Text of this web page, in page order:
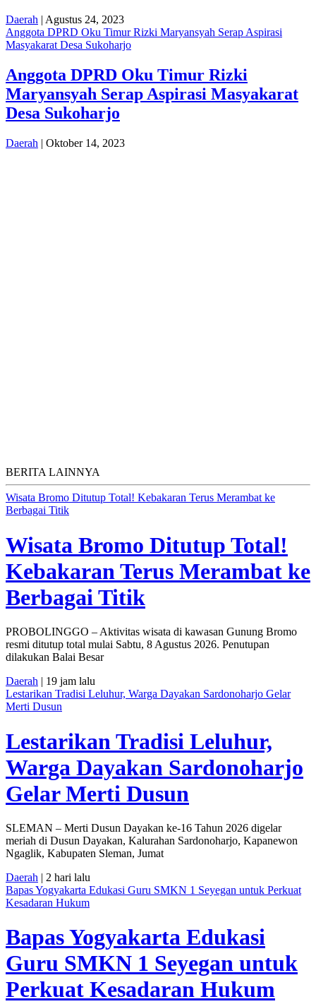
Daerah | Agustus 24, 2023
Anggota DPRD Oku Timur Rizki Maryansyah Serap Aspirasi
Masyakarat Desa Sukoharjo
Anggota DPRD Oku Timur Rizki
Maryansyah Serap Aspirasi Masyakarat
Desa Sukoharjo
Daerah | Oktober 14, 2023
BERITA LAINNYA
Wisata Bromo Ditutup Total! Kebakaran Terus Merambat ke
Berbagai Titik
Wisata Bromo Ditutup Total!
Kebakaran Terus Merambat ke
Berbagai Titik
PROBOLINGGO – Aktivitas wisata di kawasan Gunung Bromo
resmi ditutup total mulai Sabtu, 8 Agustus 2026. Penutupan
dilakukan Balai Besar
Daerah | 19 jam lalu
Lestarikan Tradisi Leluhur, Warga Dayakan Sardonoharjo Gelar
Merti Dusun
Lestarikan Tradisi Leluhur,
Warga Dayakan Sardonoharjo
Gelar Merti Dusun
SLEMAN – Merti Dusun Dayakan ke-16 Tahun 2026 digelar
meriah di Dusun Dayakan, Kalurahan Sardonoharjo, Kapanewon
Ngaglik, Kabupaten Sleman, Jumat
Daerah | 2 hari lalu
Bapas Yogyakarta Edukasi Guru SMKN 1 Seyegan untuk Perkuat
Kesadaran Hukum
Bapas Yogyakarta Edukasi
Guru SMKN 1 Seyegan untuk
Perkuat Kesadaran Hukum